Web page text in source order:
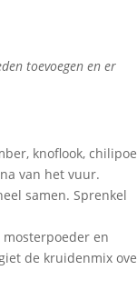
toevoegen en er
knoflook,
van het vuur.
samen. Sprenkel
en
de kruidenmix